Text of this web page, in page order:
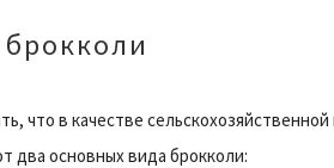
что в качестве сельскохозяйственной
два основных вида брокколи: